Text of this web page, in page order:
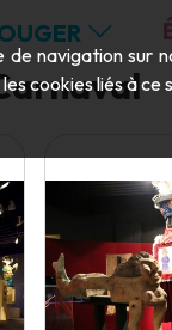
navigation
cookies liés à